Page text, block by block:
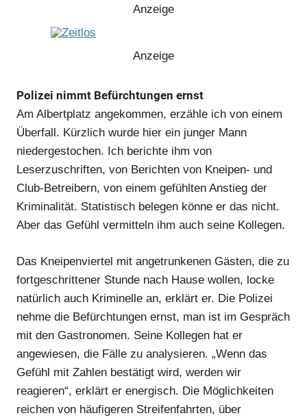
Anzeige
Anzeige
Anzeige
Anzeige
Anzeige
Anzeige
Polizei nimmt Befürchtungen ernst
Am Albertplatz angekommen, erzähle ich von einem
Überfall. Kürzlich wurde hier ein junger Mann
niedergestochen. Ich berichte ihm von
Leserzuschriften, von Berichten von Kneipen- und
Club-Betreibern, von einem gefühlten Anstieg der
Kriminalität. Statistisch belegen könne er das nicht.
Aber das Gefühl vermitteln ihm auch seine Kollegen.
Das Kneipenviertel mit angetrunkenen Gästen, die zu
fortgeschrittener Stunde nach Hause wollen, locke
natürlich auch Kriminelle an, erklärt er. Die Polizei
nehme die Befürchtungen ernst, man ist im Gespräch
mit den Gastronomen. Seine Kollegen hat er
angewiesen, die Fälle zu analysieren. „Wenn das
Gefühl mit Zahlen bestätigt wird, werden wir
reagieren“, erklärt er energisch. Die Möglichkeiten
reichen von häufigeren Streifenfahrten, über